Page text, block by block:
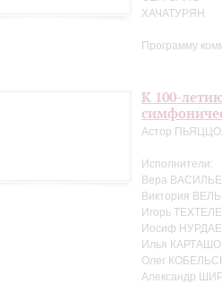
ХАЧАТУРЯН
Программу
К 100-
Астор
Исполнители:
Вера
Виктория
Игорь
Иосиф
Илья
Олег
Александр